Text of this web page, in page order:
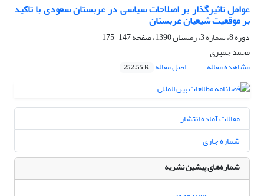
عوامل تاثیرگذار بر اصلاحات سیاسی در عربستان سعودی با تاکید
بر موقعیت شیعیان عربستان
دوره 8، شماره 3، زمستان 1390، صفحه
147-175
محمد جمیری
مشاهده مقاله
اصل مقاله 252.55 K
مقالات آماده انتشار
شماره جاری
شماره‌های پیشین نشریه